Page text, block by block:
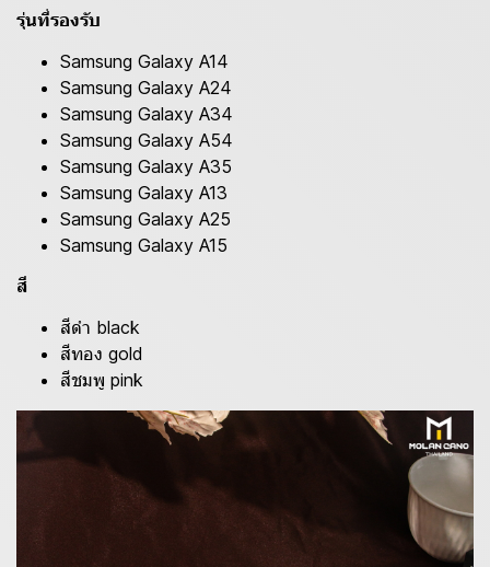
รุ่นที่รองรับ
Samsung Galaxy A14
Samsung Galaxy A24
Samsung Galaxy A34
Samsung Galaxy A54
Samsung Galaxy A35
Samsung Galaxy A13
Samsung Galaxy A25
Samsung Galaxy A15
สี
สีดำ black
สีทอง gold
สีชมพู pink